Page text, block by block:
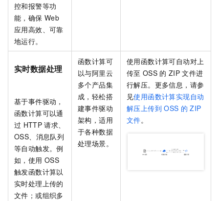
控和报警等功
能，确保 Web
应用高效、可靠
地运行。
实时数据处理
基于事件驱动，
函数计算可以通
过 HTTP 请求、
OSS、消息队列
等自动触发。例
如，使用 OSS
触发函数计算以
实时处理上传的
文件；或组织多
函数计算可
以与阿里云
多个产品集
成，轻松搭
建事件驱动
架构，适用
于各种数据
处理场景。
使用函数计算可自动对上
传至 OSS 的 ZIP 文件进
行解压。更多信息，请参
见使用函数计算实现自动
解压上传到 OSS 的 ZIP
文件。